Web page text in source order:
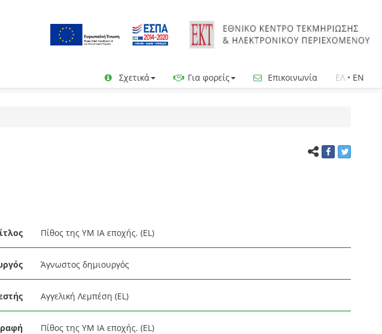
Σχετικά Για φορείς Επικοινωνία ΕΛ • EN
Πίθος της ΥΜ ΙΑ εποχής. (EL)
Άγνωστος δημιουργός
Αγγελική Λεμπέση (EL)
Πίθος της ΥΜ ΙΑ εποχής. (EL)